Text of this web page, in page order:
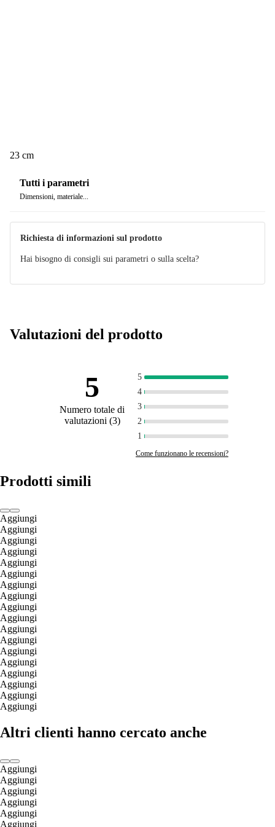
23 cm
Tutti i parametri
Dimensioni, materiale...
Richiesta di informazioni sul prodotto
Hai bisogno di consigli sui parametri o sulla scelta?
Valutazioni del prodotto
5
Numero totale di
valutazioni (3)
5
4
3
2
1
Come funzionano le recensioni?
Prodotti simili
Aggiungi
Aggiungi
Aggiungi
Aggiungi
Aggiungi
Aggiungi
Aggiungi
Aggiungi
Aggiungi
Aggiungi
Aggiungi
Aggiungi
Aggiungi
Aggiungi
Aggiungi
Aggiungi
Aggiungi
Aggiungi
Altri clienti hanno cercato anche
Aggiungi
Aggiungi
Aggiungi
Aggiungi
Aggiungi
Aggiungi